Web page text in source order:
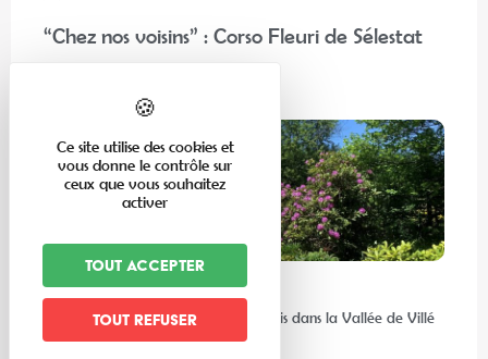
“Chez nos voisins” : Corso Fleuri de Sélestat
Expériences
Les meilleures activités à faire au frais dans la Vallée de Villé
et ses environs
Ce site utilise des cookies et
vous donne le contrôle sur
ceux que vous souhaitez
activer
Tout accepter
Tout refuser